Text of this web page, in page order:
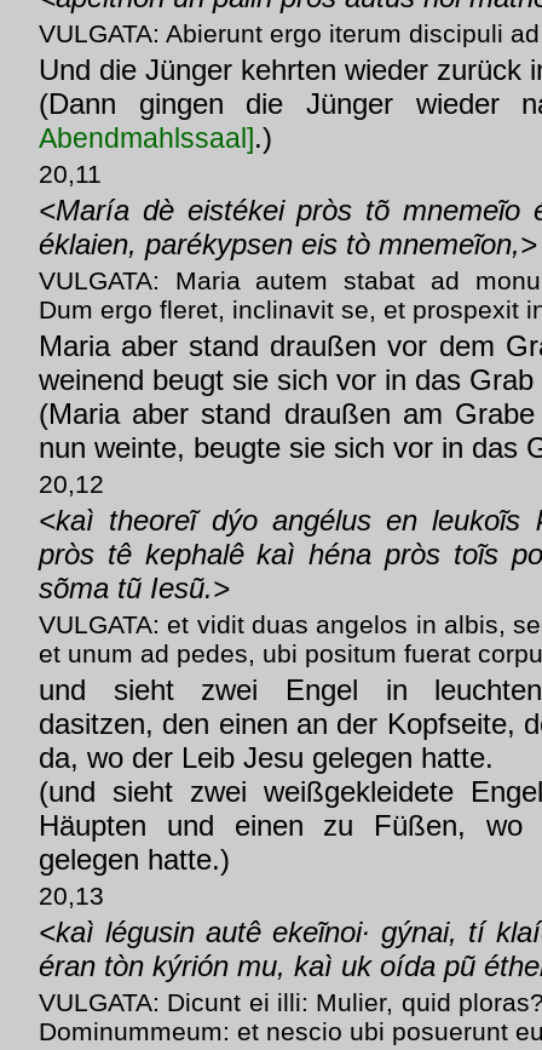
VULGATA: Abierunt ergo iterum discipuli
Und die Jünger kehrten wieder zurück
(Dann gingen die Jünger wieder
Abendmahlssaal].)
20,11
<María dè eistékei pròs tõ mnemeĩo
éklaien, parékypsen eis tò mnemeĩon,>
VULGATA: Maria autem stabat ad
Dum ergo fleret, inclinavit se, et prospexit
Maria aber stand draußen vor dem
weinend beugt sie sich vor in das Grab
(Maria aber stand draußen am
nun weinte, beugte sie sich vor in das
20,12
<kaì theoreĩ dýo angélus en leukoĩs
pròs tê kephalê kaì héna pròs toĩs
sõma tũ Iesũ.>
VULGATA: et vidit duas angelos in albis,
et unum ad pedes, ubi positum fuerat
und sieht zwei Engel in
dasitzen, den einen an der Kopfseite,
da, wo der Leib Jesu gelegen hatte.
(und sieht zwei weißgekleidete
Häupten und einen zu Füßen, wo
gelegen hatte.)
20,13
<kaì légusin autê ekeĩnoi· gýnai, tí
éran tòn kýrión mu, kaì uk oída pũ
VULGATA: Dicunt ei illi: Mulier, quid
Dominummeum: et nescio ubi posuerunt